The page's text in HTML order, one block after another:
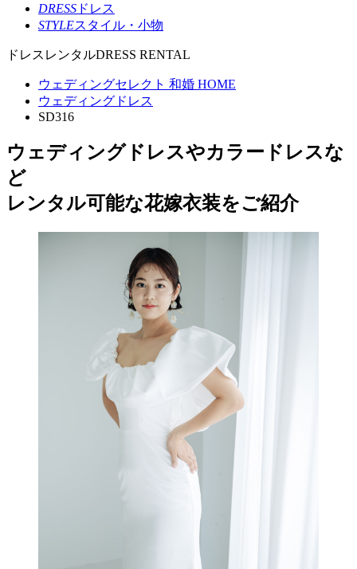
DRESS ドレス
STYLEスタイル・小物
ドレスレンタルDRESS RENTAL
ウェディングセレクト 和婚 HOME
ウェディングドレス
SD316
ウェディングドレスやカラードレスな
ど
レンタル可能な花嫁衣装をご紹介